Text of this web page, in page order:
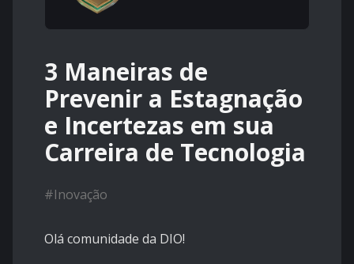
3 Maneiras de
Prevenir a Estagnação
e Incertezas em sua
Carreira de Tecnologia
#Inovação
Olá comunidade da DIO!